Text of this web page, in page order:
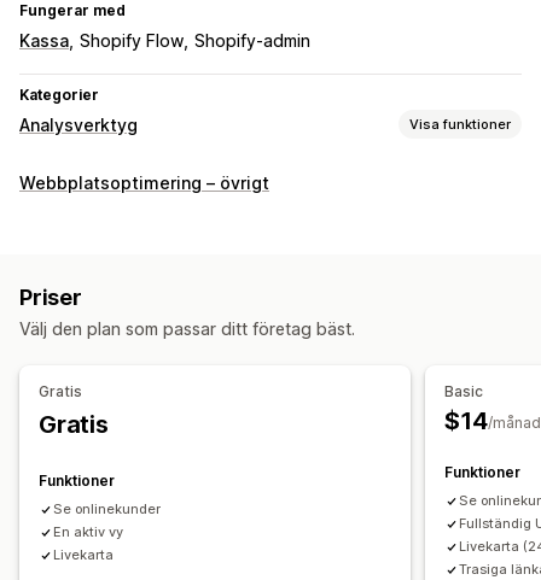
Fungerar med
Kassa Shopify Flow Shopify-admin
Kategorier
Analysverktyg Visa funktioner
Kundbeteende
Brutna länkar
Marknadsföringsattribuering
Vinstinsikter
UTM-spårning
Diagram och rapporter
Heatmaps
Anpassade instrumentpaneler
Benchmarking
Webbplatsoptimering – övrigt
Priser
Välj den plan som passar ditt företag bäst.
Gratis
Gratis
Funktioner
Se onlinekunder
En aktiv vy
Livekarta
Basic
$14/månad
Funktioner
Se
Fullständig
Livekarta
Trasiga